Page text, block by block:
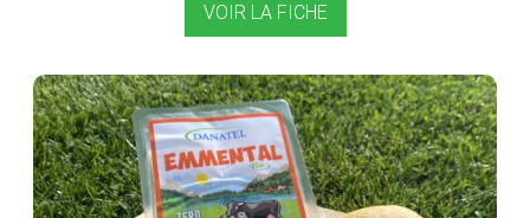
VOIR LA FICHE